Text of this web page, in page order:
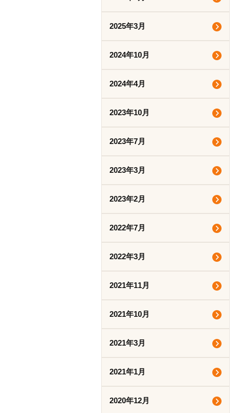
2025年3月
2024年10月
2024年4月
2023年10月
2023年7月
2023年3月
2023年2月
2022年7月
2022年3月
2021年11月
2021年10月
2021年3月
2021年1月
2020年12月